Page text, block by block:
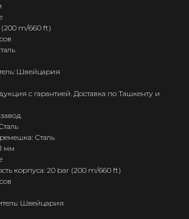
m/660 ft)
Швейцария
с гарантией. Доставка по Ташкенту и
Сталь
мм
корпуса: 20 bar (200 m/660 ft)
Швейцария